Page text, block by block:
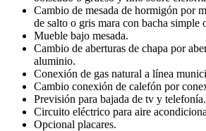
Cambio de mesada de hormigón por
de salto o gris mara con bacha simple
Mueble bajo mesada.
Cambio de aberturas de chapa por
aluminio.
Conexión de gas natural a línea
Cambio conexión de calefón por
Previsión para bajada de tv y telefonía.
Circuito eléctrico para aire
Opcional placares.